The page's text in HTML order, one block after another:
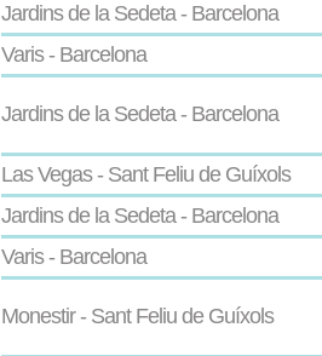
Jardins de la Sedeta - Barcelona
Varis - Barcelona
Jardins de la Sedeta - Barcelona
Las Vegas - Sant Feliu de Guíxols
Jardins de la Sedeta - Barcelona
Varis - Barcelona
Monestir - Sant Feliu de Guíxols